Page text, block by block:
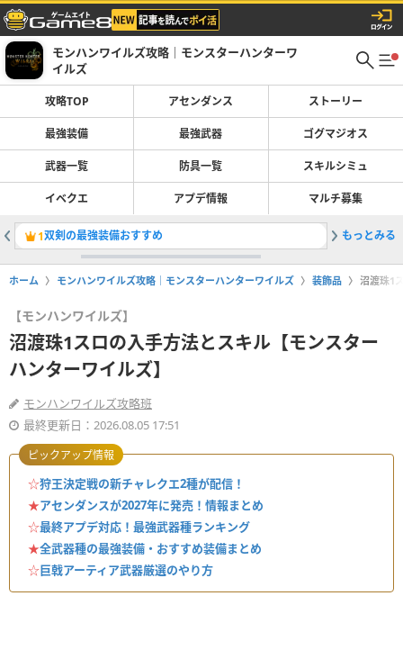
モンハンワイルズ攻略｜モンスターハンターワ
イルズ
攻略TOP アセンダンス ストーリー
最強装備 最強武器 ゴグマジオス
武器一覧 防具一覧 スキルシミュ
イベクエ アプデ情報 マルチ募集
1双剣の最強装備おすすめ 2散弾ヘ
もっとみる
ホーム モンハンワイルズ攻略｜モンスターハンターワイルズ 装飾品 沼渡珠1
【モンハンワイルズ】
沼渡珠1スロの入手方法とスキル【モンスター
ハンターワイルズ】
モンハンワイルズ攻略班
最終更新日：2026.08.05 17:51
☆狩王決定戦の新チャレクエ2種が配信！
★アセンダンスが2027年に発売！情報まとめ
☆最終アプデ対応！最強武器種ランキング
★全武器種の最強装備・おすすめ装備まとめ
☆巨戟アーティア武器厳選のやり方
ピックアップ情報